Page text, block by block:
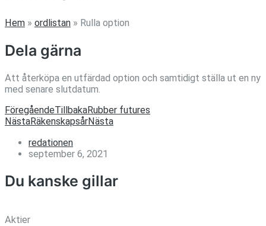
Hem » ordlistan » Rulla option
Dela gärna
Att återköpa en utfärdad option och samtidigt ställa ut en ny
med senare slutdatum.
FöregåendeTillbakaRubber futures
NästaRäkenskapsårNästa
redationen
september 6, 2021
Du kanske gillar
Aktier